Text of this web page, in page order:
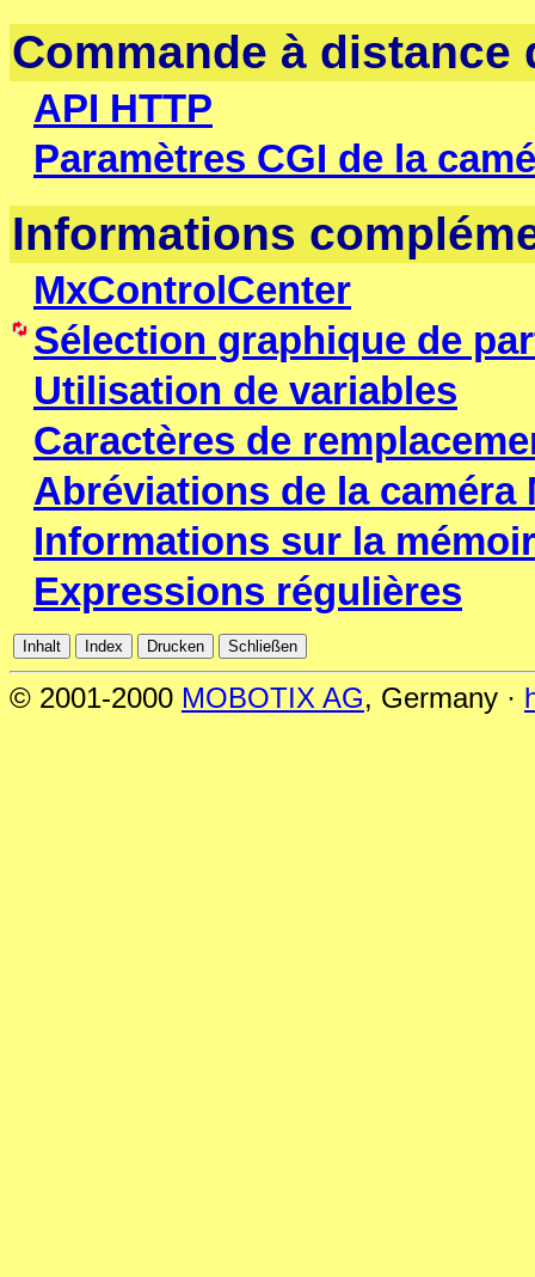
Commande à distance
API HTTP
Paramètres CGI de la
Informations
MxControlCenter
Sélection graphique de
Utilisation de variables
Caractères de
Abréviations de la caméra
Informations sur la
Expressions régulières
© 2001-2000 MOBOTIX AG, Germany ·